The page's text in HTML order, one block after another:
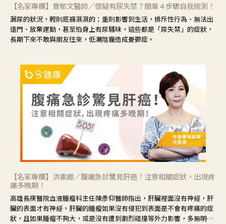
【名家專欄】曾郁文醫師／懷疑有尿失禁？簡單４步驟自我檢測！
漏尿的狀況，輕則底褲濕濕的；重則影響到生活，排斥性行為、無法出
遠門、放棄運動，甚至怕身上有尿騷味，這些都是「尿失禁」的症狀，
長期下來不敢與朋友往來，低潮陰霾造成憂鬱症。
【名家專欄】洪素卿／腹痛急診驚見肝癌！注意相關症狀，出現疼
痛多晚期！
高雄長庚醫院血液腫瘤科主任陳彥仰醫師指出，肝臟裡面沒有神經，肝
臟的表面才有神經，肝臟的腫瘤如果沒有侵犯到表面是不會有疼痛的症
狀，且如果腫瘤不夠大，或是沒有遭到劇烈碰撞等外力影響，多無明顯